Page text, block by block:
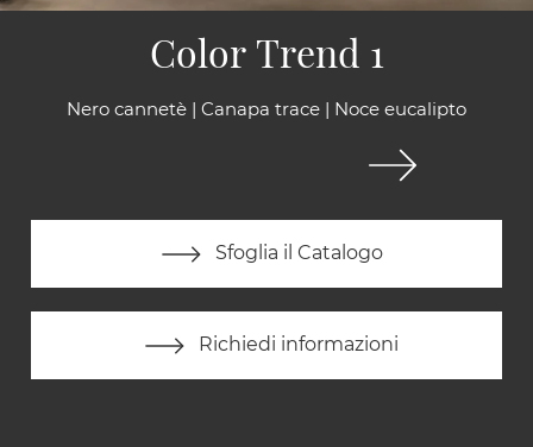
Nero cannetè | Canapa trace | Noce eucalipto
Sfoglia il Catalogo
Richiedi informazioni
Color Trend 1